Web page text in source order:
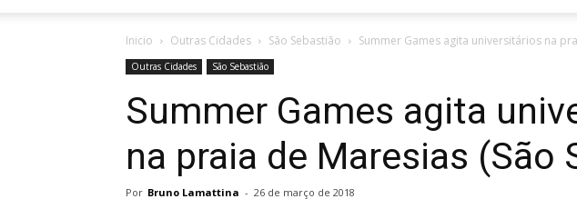
Inicio Outras Cidades São Sebastião Summer Games agita universitários na
Outras Cidades São Sebastião
Summer Games agita
na praia de Maresias (São
Por Bruno Lamattina - 26 de março de 2018